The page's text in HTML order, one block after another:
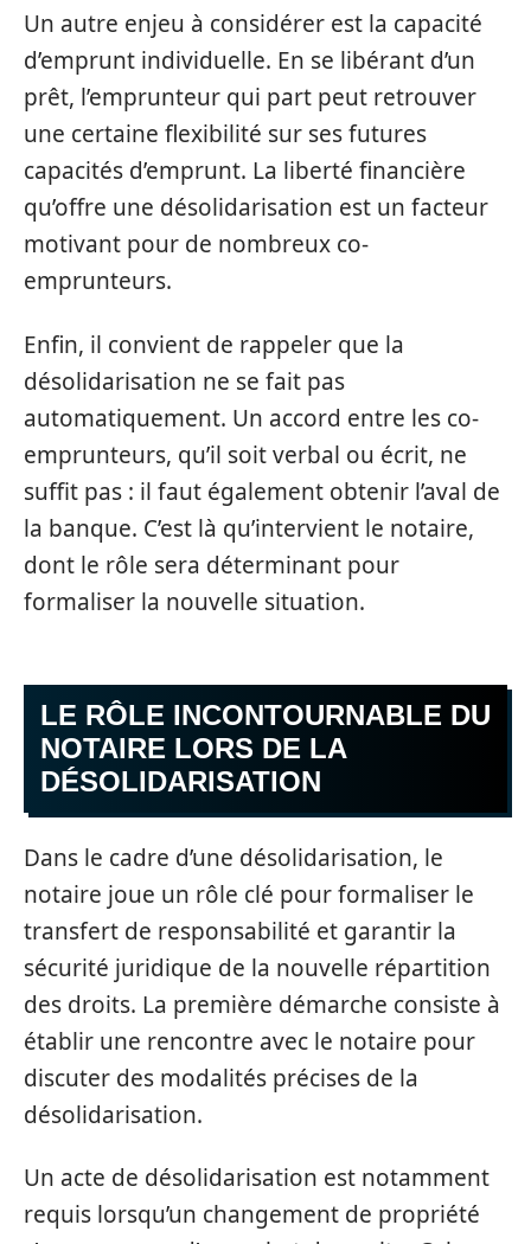
Un autre enjeu à considérer est la capacité
d’emprunt individuelle. En se libérant d’un
prêt, l’emprunteur qui part peut retrouver
une certaine flexibilité sur ses futures
capacités d’emprunt. La liberté financière
qu’offre une désolidarisation est un facteur
motivant pour de nombreux co-
emprunteurs.
Enfin, il convient de rappeler que la
désolidarisation ne se fait pas
automatiquement. Un accord entre les co-
emprunteurs, qu’il soit verbal ou écrit, ne
suffit pas : il faut également obtenir l’aval de
la banque. C’est là qu’intervient le notaire,
dont le rôle sera déterminant pour
formaliser la nouvelle situation.
LE RÔLE INCONTOURNABLE DU
NOTAIRE LORS DE LA
DÉSOLIDARISATION
Dans le cadre d’une désolidarisation, le
notaire joue un rôle clé pour formaliser le
transfert de responsabilité et garantir la
sécurité juridique de la nouvelle répartition
des droits. La première démarche consiste à
établir une rencontre avec le notaire pour
discuter des modalités précises de la
désolidarisation.
Un acte de désolidarisation est notamment
requis lorsqu’un changement de propriété